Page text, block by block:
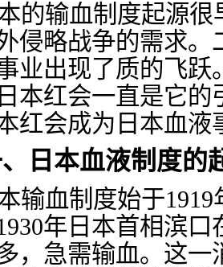
的输血制度起源
侵略战争的需求
业出现了质的飞
本红会一直是它的
红会成为日本血
日本血液制度的
输血制度始于
年日本首相滨
，急需输血。这